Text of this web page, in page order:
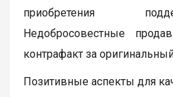
приобретения
Недобросовестные
контрафакт за
Позитивные аспекты для